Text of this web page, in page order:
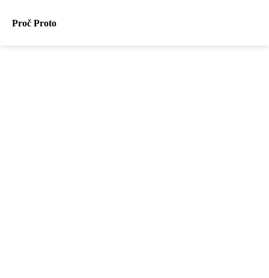
Proč Proto